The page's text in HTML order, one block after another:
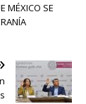
MÉXICO SE